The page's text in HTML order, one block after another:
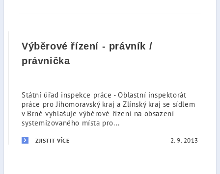
Výběrové řízení - právník /
právnička
Státní úřad inspekce práce - Oblastní inspektorát
práce pro Jihomoravský kraj a Zlínský kraj se sídlem
v Brně vyhlašuje výběrové řízení na obsazení
systemizovaného místa pro...
ZJISTIT VÍCE 2. 9. 2013